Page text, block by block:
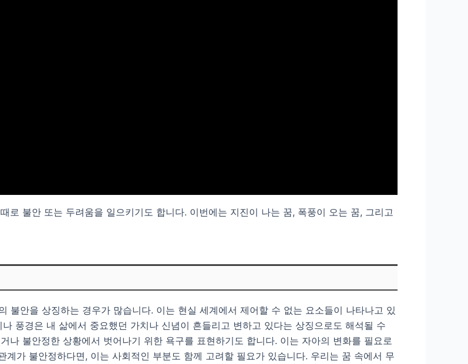
로 불안 또는 두려움을 일으키기도 합니다. 이번에는 지진이 나는 꿈, 폭풍이 오는 꿈, 그리고
불안을 상징하는 경우가 많습니다. 이는 현실 세계에서 제어할 수 없는 요소들이 나타나고 있
풍경은 내 삶에서 중요했던 가치나 신념이 흔들리고 변하고 있다는 상징으로도 해석될 수
나 불안정한 상황에서 벗어나기 위한 욕구를 표현하기도 합니다. 이는 자아의 변화를 필요로
가 불안정하다면, 이는 사회적인 부분도 함께 고려할 필요가 있습니다. 우리는 꿈 속에서 무